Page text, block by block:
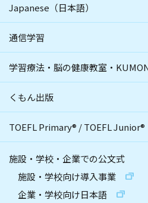
Japanese（日本語）
通信学習
学習療法・脳の健康教室・
くもん出版
TOEFL Primary® /TOEFL Junior®
施設・学校・企業での公文式
施設・学校向け導入事業
企業・学校向け日本語